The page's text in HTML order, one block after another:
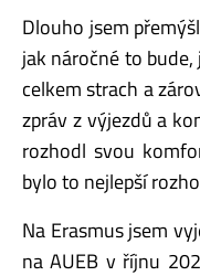
Dlouho jsem
jak náročné to
celkem strach a
zpráv z výjezdů a
rozhodl svou
bylo to nejlepší
Na Erasmus jsem
na AUEB v říjnu